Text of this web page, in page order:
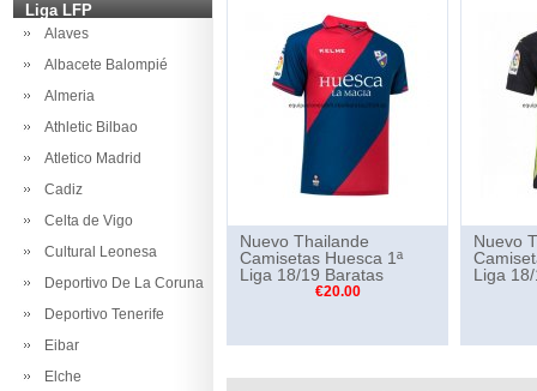
Liga LFP
Alaves
Albacete Balompié
Almeria
Athletic Bilbao
Atletico Madrid
Cadiz
Celta de Vigo
Cultural Leonesa
Deportivo De La Coruna
Deportivo Tenerife
Eibar
Elche
Nuevo Thailande
Camisetas Huesca 1ª
Liga 18/19 Baratas
€20.00
Nuevo
Liga